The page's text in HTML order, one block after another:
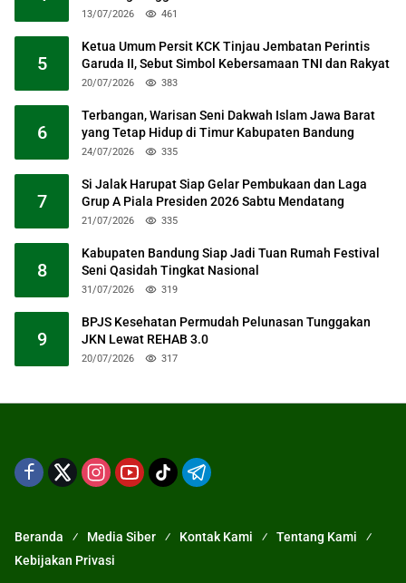
13/07/2026 461
5
Ketua Umum Persit KCK Tinjau Jembatan Perintis
Garuda II, Sebut Simbol Kebersamaan TNI dan Rakyat
20/07/2026 383
6
Terbangan, Warisan Seni Dakwah Islam Jawa Barat
yang Tetap Hidup di Timur Kabupaten Bandung
24/07/2026 335
7
Si Jalak Harupat Siap Gelar Pembukaan dan Laga
Grup A Piala Presiden 2026 Sabtu Mendatang
21/07/2026 335
8
Kabupaten Bandung Siap Jadi Tuan Rumah Festival
Seni Qasidah Tingkat Nasional
31/07/2026 319
9
BPJS Kesehatan Permudah Pelunasan Tunggakan
JKN Lewat REHAB 3.0
20/07/2026 317
Beranda Media Siber Kontak Kami
Tentang Kami
Kebijakan Privasi